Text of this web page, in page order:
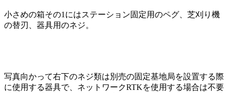
小さめの箱その1にはステーション固定用のペグ、芝刈り機
の替刃、器具用のネジ。
写真向かって右下のネジ類は別売の固定基地局を設置する際
に使用する器具で、ネットワークRTKを使用する場合は不要